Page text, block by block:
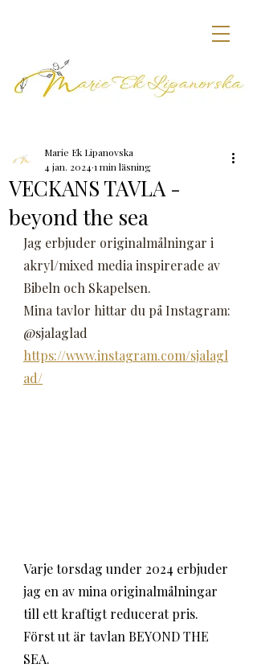
VECKANS TAVLA -
beyond the sea
Marie Ek Lipanovska
4 jan. 2024 1 min läsning
Jag erbjuder originalmålningar i
akryl/mixed media inspirerade av
Bibeln och Skapelsen.
Mina tavlor hittar du på Instagram:
@sjalaglad
https://www.instagram.com/sjalagl
ad/
Varje torsdag under 2024 erbjuder
jag en av mina originalmålningar
till ett kraftigt reducerat pris.
Först ut är tavlan BEYOND THE
SEA.